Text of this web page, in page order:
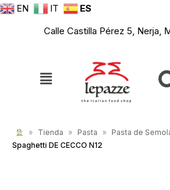
EN IT
ES
Calle Castilla Pérez 5, Nerja,
» Tienda » Pasta » Pasta de
Spaghetti DE CECCO N12